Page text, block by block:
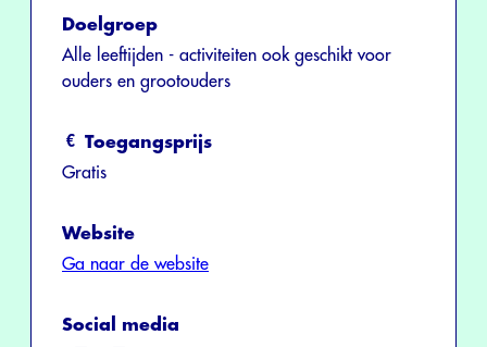
Doelgroep
Alle leeftijden - activiteiten ook geschikt voor
ouders en grootouders
Toegangsprijs
Gratis
Website
Ga naar de website
Social media